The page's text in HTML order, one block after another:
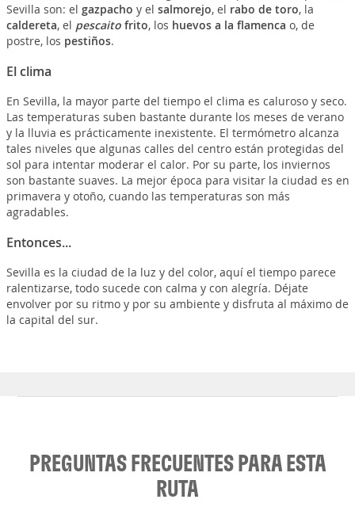
Sevilla son: el gazpacho y el salmorejo, el rabo de toro, la
caldereta, el pescaito frito, los huevos a la flamenca o, de
postre, los pestiños.
El clima
En Sevilla, la mayor parte del tiempo el clima es caluroso y seco.
Las temperaturas suben bastante durante los meses de verano
y la lluvia es prácticamente inexistente. El termómetro alcanza
tales niveles que algunas calles del centro están protegidas del
sol para intentar moderar el calor. Por su parte, los inviernos
son bastante suaves. La mejor época para visitar la ciudad es en
primavera y otoño, cuando las temperaturas son más
agradables.
Entonces...
Sevilla es la ciudad de la luz y del color, aquí el tiempo parece
ralentizarse, todo sucede con calma y con alegría. Déjate
envolver por su ritmo y por su ambiente y disfruta al máximo de
la capital del sur.
PREGUNTAS FRECUENTES PARA ESTA
RUTA